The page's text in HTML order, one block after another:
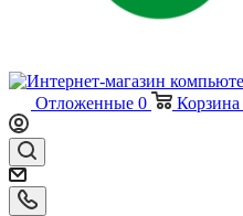
Отложенные 0 Корзина